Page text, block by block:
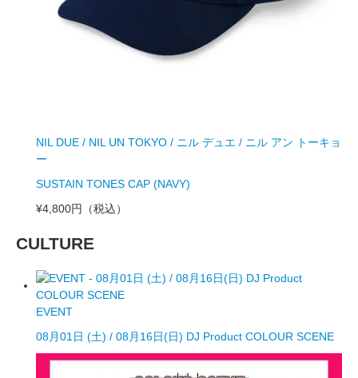
NIL DUE / NIL UN TOKYO / ニル デュエ / ニル アン トーキョ
ー
SUSTAIN TONES CAP (NAVY)
¥4,800円
（税込）
CULTURE
EVENT
08月01日 (土) / 08月16日(日) DJ Product COLOUR SCENE